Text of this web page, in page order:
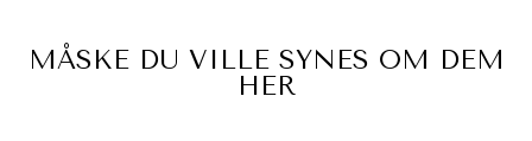
MÅSKE DU VILLE SYNES OM DEM
HER